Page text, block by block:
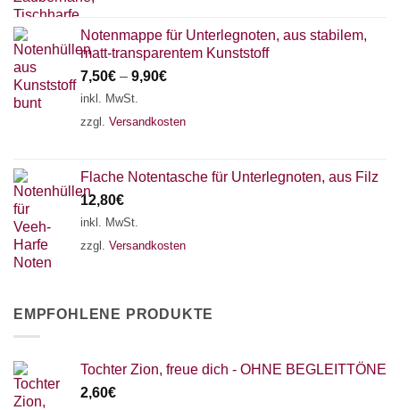
Notenmappe für Unterlegnoten, aus stabilem,
matt-transparentem Kunststoff
7,50€ – 9,90€
inkl. MwSt.
zzgl. Versandkosten
Flache Notentasche für Unterlegnoten, aus Filz
12,80€
inkl. MwSt.
zzgl. Versandkosten
EMPFOHLENE PRODUKTE
Tochter Zion, freue dich - OHNE BEGLEITTÖNE
2,60€